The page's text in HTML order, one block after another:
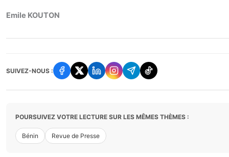
Emile KOUTON
SUIVEZ-NOUS :
POURSUIVEZ VOTRE LECTURE SUR LES MÊMES THÈMES :
Bénin Revue de Presse